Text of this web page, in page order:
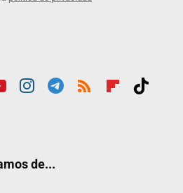
de...